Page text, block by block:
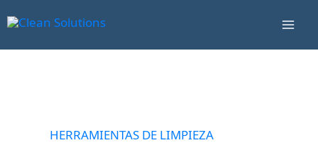
al
contenido
HERRAMIENTAS DE LIMPIEZA
Goma